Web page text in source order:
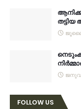
തട്ടിയ
ജൂലൈ
FOLLOW US